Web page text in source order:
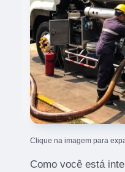
Clique na imagem para
Como você está